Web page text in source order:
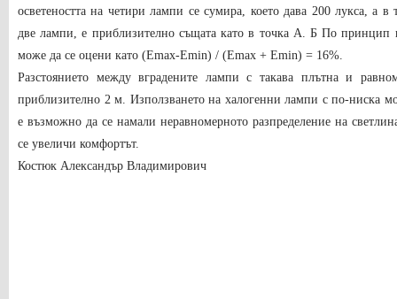
осветеността на четири лампи се сумира, което дава 200 лукса, а в
две лампи, е приблизително същата като в точка А. Б По принцип
може да се оцени като (Emax-Emin) / (Emax + Emin) = 16%.
Разстоянието между вградените лампи с такава плътна и
приблизително 2 м. Използването на халогенни лампи с по-ниска
е възможно да се намали неравномерното разпределение на
се увеличи комфортът.
Костюк Александър Владимирович